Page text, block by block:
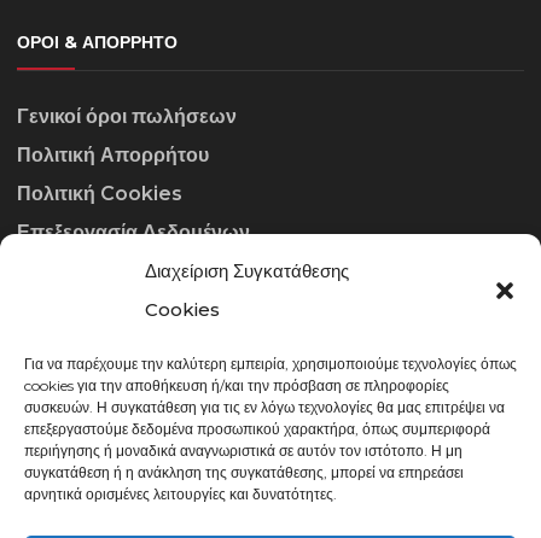
Διαχείριση Συγκατάθεσης
Cookies
Για να παρέχουμε την καλύτερη εμπειρία, χρησιμοποιούμε τεχνολογίες όπως
cookies για την αποθήκευση ή/και την πρόσβαση σε πληροφορίες
συσκευών. Η συγκατάθεση για τις εν λόγω τεχνολογίες θα μας επιτρέψει να
επεξεργαστούμε δεδομένα προσωπικού χαρακτήρα, όπως συμπεριφορά
περιήγησης ή μοναδικά αναγνωριστικά σε αυτόν τον ιστότοπο. Η μη
συγκατάθεση ή η ανάκληση της συγκατάθεσης, μπορεί να επηρεάσει
αρνητικά ορισμένες λειτουργίες και δυνατότητες.
ΌΡΟΙ & ΑΠΌΡΡΗΤΟ
Γενικοί όροι πωλήσεων
Πολιτική Απορρήτου
Πολιτική Cookies
Επεξεργασία Δεδομένων
ΣΤΟΙΧΕΊΑ ΕΠΙΚΟΙΝΩΝΊΑΣ
info@gowithraw.gr
24310 35062
Δευ. - Παρ. 08:00 - 20:00